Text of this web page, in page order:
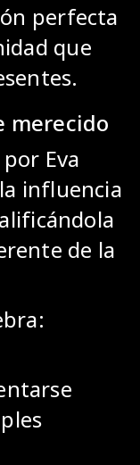
perfecta
que
merecido
por Eva
influencia
de la